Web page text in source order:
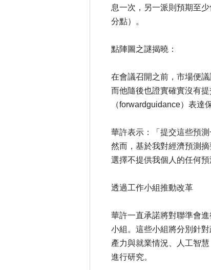
息一次，另一派則預期至
分點）。
點陣圖之謎揭曉：
在會議召開之前，市場便
而他隨後也證實確實沒有
（forwardguidance）表達
華許表示：「提交這些預
然而，基於我對經濟預測
選擇不提供我個人的任何預
透過工作小組推動改革
華許一直承諾將對聯準會
小組。這些小組將分別針
產力與就業情況、人工智
進行研究。